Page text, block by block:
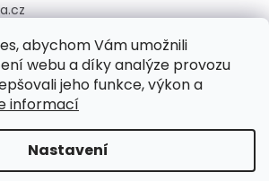
abychom Vám umožnili
webu a díky analýze provozu
jeho funkce, výkon a
informací
Nastavení
Vytvořil Shoptet